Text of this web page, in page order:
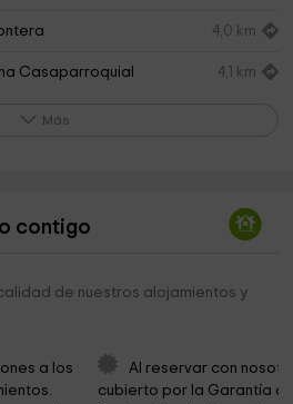
4,0 km
Casaparroquial 4,1 km
- Casa Parroquial
4,3 km
y
4,6 km
Más
contigo
de nuestros alojamientos y
a los
Al reservar con
cubierto por la Garantía